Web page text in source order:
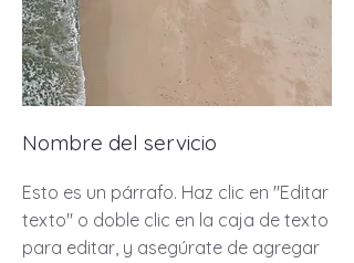
Nombre del servicio
Esto es un párrafo. Haz clic en "Editar
texto" o doble clic en la caja de texto
para editar, y asegúrate de agregar